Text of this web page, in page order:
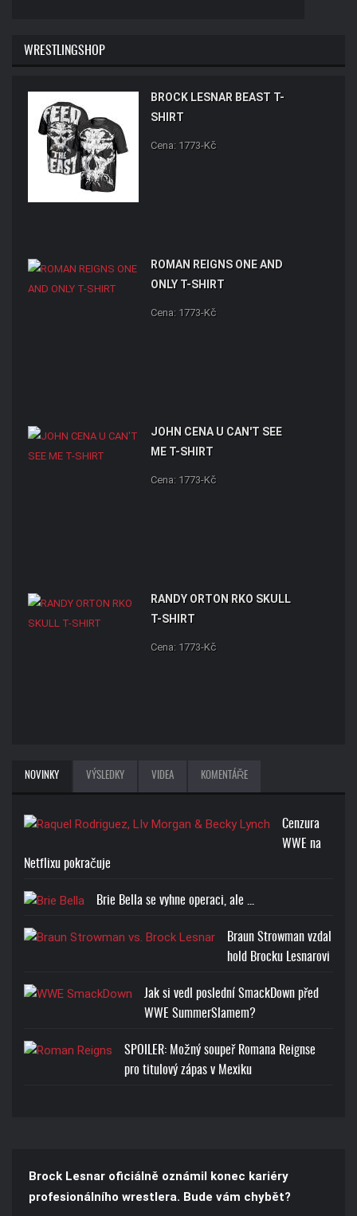
WRESTLINGSHOP
BROCK LESNAR BEAST T-
SHIRT
Cena: 1773-Kč
ROMAN REIGNS ONE AND
ONLY T-SHIRT
Cena: 1773-Kč
JOHN CENA U CAN'T SEE
ME T-SHIRT
Cena: 1773-Kč
RANDY ORTON RKO SKULL
T-SHIRT
Cena: 1773-Kč
NOVINKY VÝSLEDKY VIDEA KOMENTÁŘE
Cenzura
WWE na
Netflixu pokračuje
Brie Bella se vyhne operaci, ale ...
Braun Strowman vzdal
hold Brocku Lesnarovi
Jak si vedl poslední SmackDown před
WWE SummerSlamem?
SPOILER: Možný soupeř Romana Reignse
pro titulový zápas v Mexiku
Brock Lesnar oficiálně oznámil konec kariéry
profesionálního wrestlera. Bude vám chybět?